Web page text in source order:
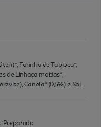
Farinha de Tapioca*,
de Linhaça moídas*,
Canela* (0,5%) e Sal.
:Preparado